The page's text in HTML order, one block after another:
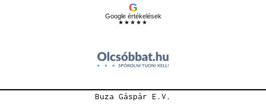
G
Google értékelések
★★★★★
Buza Gáspár E.V.